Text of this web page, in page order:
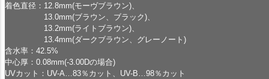
着色直径：12.8mm(モーヴブラウン)、
13.0mm(ブラウン、ブラック)、
13.2mm(ライトブラウン)、
13.4mm(ダークブラウン、グレーノート)
含水率：42.5%
中心厚：0.08mm(-3.00Dの場合)
UVカット：UV-A…83％カット、UV-B…98％カット